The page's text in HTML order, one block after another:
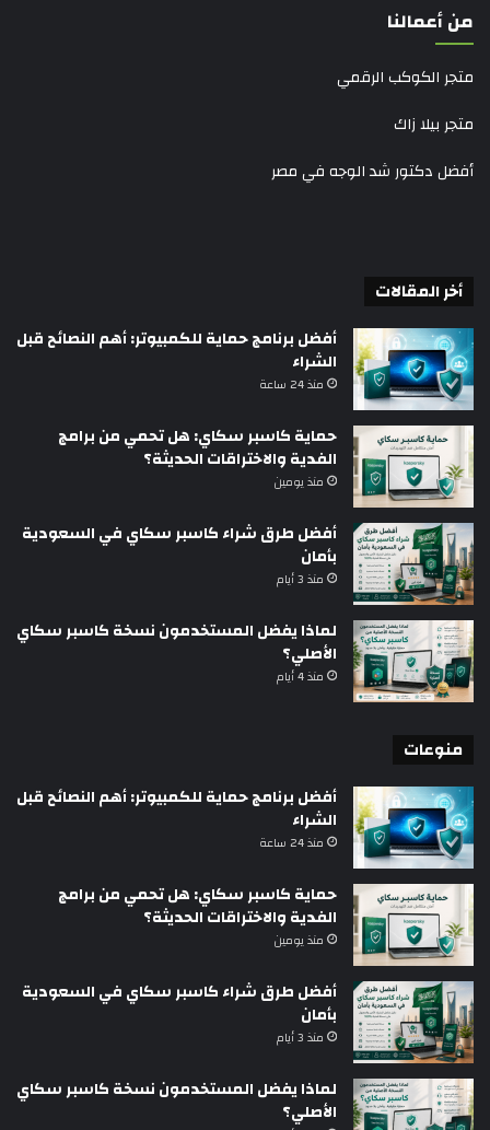
من أعمالنا
متجر الكوكب الرقمي
متجر بيلا زاك
أفضل دكتور شد الوجه في مصر
أخر المقالات
أفضل برنامج حماية للكمبيوتر: أهم النصائح قبل
الشراء
منذ 24 ساعة
حماية كاسبر سكاي: هل تحمي من برامج
الفدية والاختراقات الحديثة؟
منذ يومين
أفضل طرق شراء كاسبر سكاي في السعودية
بأمان
منذ 3 أيام
لماذا يفضل المستخدمون نسخة كاسبر سكاي
الأصلي؟
منذ 4 أيام
منوعات
أفضل برنامج حماية للكمبيوتر: أهم النصائح قبل
الشراء
منذ 24 ساعة
حماية كاسبر سكاي: هل تحمي من برامج
الفدية والاختراقات الحديثة؟
منذ يومين
أفضل طرق شراء كاسبر سكاي في السعودية
بأمان
منذ 3 أيام
لماذا يفضل المستخدمون نسخة كاسبر سكاي
الأصلي؟